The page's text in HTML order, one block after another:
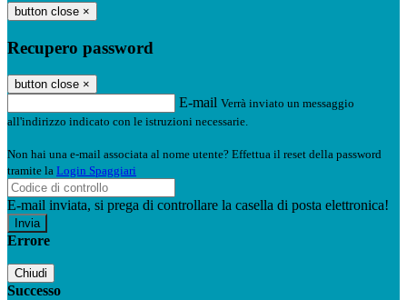
button close ×
Recupero password
button close ×
E-mail Verrà inviato un messaggio
all'indirizzo indicato con le istruzioni necessarie.
Non hai una e-mail associata al nome utente? Effettua il reset della password
tramite la Login Spaggiari
E-mail inviata, si prega di controllare la casella di posta elettronica!
Errore
Chiudi
Successo